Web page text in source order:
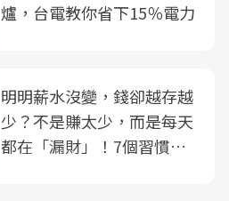
爐，台電教你省下15％電力
明明薪水沒變，錢卻越存越
少？不是賺太少，而是每天
都在「漏財」！7個習慣一